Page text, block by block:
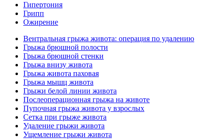
Гипертония
Грипп
Ожирение
Вентральная грыжа живота: операция по удалению
Грыжа брюшной полости
Грыжа брюшной стенки
Грыжа внизу живота
Грыжа живота паховая
Грыжа мышц живота
Грыжи белой линии живота
Послеоперационная грыжа на животе
Пупочная грыжа живота у взрослых
Сетка при грыже живота
Удаление грыжи живота
Ущемление грыжи живота